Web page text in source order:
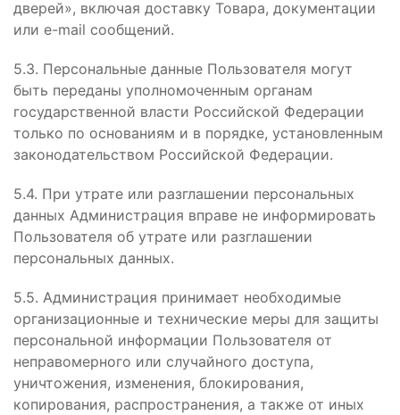
дверей», включая доставку Товара, документации
или e-mail сообщений.
5.3. Персональные данные Пользователя могут
быть переданы уполномоченным органам
государственной власти Российской Федерации
только по основаниям и в порядке, установленным
законодательством Российской Федерации.
5.4. При утрате или разглашении персональных
данных Администрация вправе не информировать
Пользователя об утрате или разглашении
персональных данных.
5.5. Администрация принимает необходимые
организационные и технические меры для защиты
персональной информации Пользователя от
неправомерного или случайного доступа,
уничтожения, изменения, блокирования,
копирования, распространения, а также от иных